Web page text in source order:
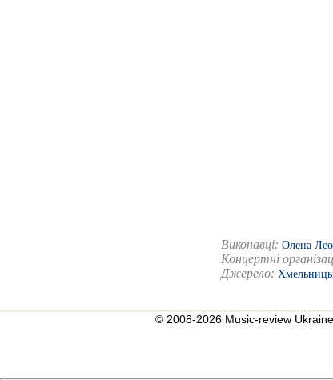
Виконавці: Олена
Концертні
Джерело:
© 2008-2026 Music-review Ukraine